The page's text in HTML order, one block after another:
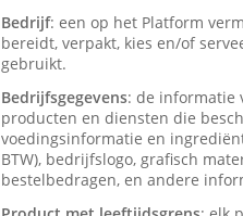
Bedrijf: een op het Platform
bereidt, verpakt, kies en/of
gebruikt.
Bedrijfsgegevens: de informatie
producten en diensten die
voedingsinformatie en
BTW), bedrijfslogo, grafisch
bestelbedragen, en andere